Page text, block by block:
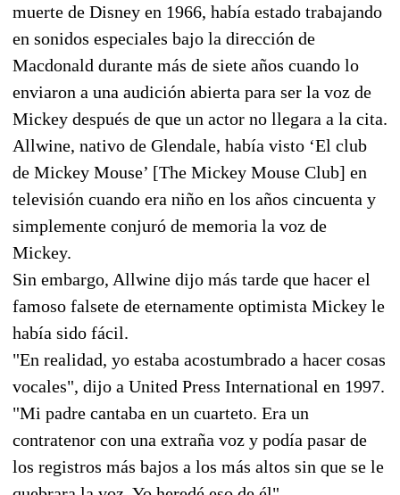
muerte de Disney en 1966, había estado trabajando
en sonidos especiales bajo la dirección de
Macdonald durante más de siete años cuando lo
enviaron a una audición abierta para ser la voz de
Mickey después de que un actor no llegara a la cita.
Allwine, nativo de Glendale, había visto ‘El club
de Mickey Mouse’ [The Mickey Mouse Club] en
televisión cuando era niño en los años cincuenta y
simplemente conjuró de memoria la voz de
Mickey.
Sin embargo, Allwine dijo más tarde que hacer el
famoso falsete de eternamente optimista Mickey le
había sido fácil.
"En realidad, yo estaba acostumbrado a hacer cosas
vocales", dijo a United Press International en 1997.
"Mi padre cantaba en un cuarteto. Era un
contratenor con una extraña voz y podía pasar de
los registros más bajos a los más altos sin que se le